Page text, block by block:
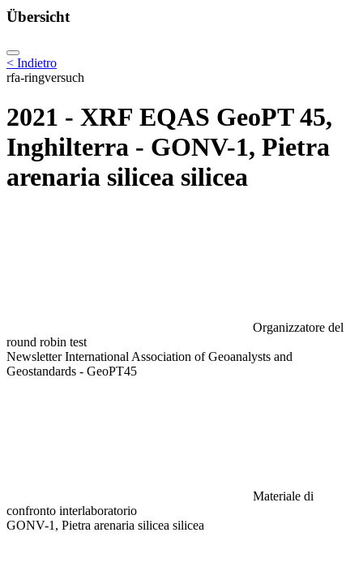
Übersicht
< Indietro
rfa-ringversuch
2021 - XRF EQAS GeoPT 45,
Inghilterra - GONV-1, Pietra
arenaria silicea silicea
Organizzatore del
round robin test
Newsletter International Association of Geoanalysts and
Geostandards - GeoPT45
Materiale di
confronto interlaboratorio
GONV-1, Pietra arenaria silicea silicea